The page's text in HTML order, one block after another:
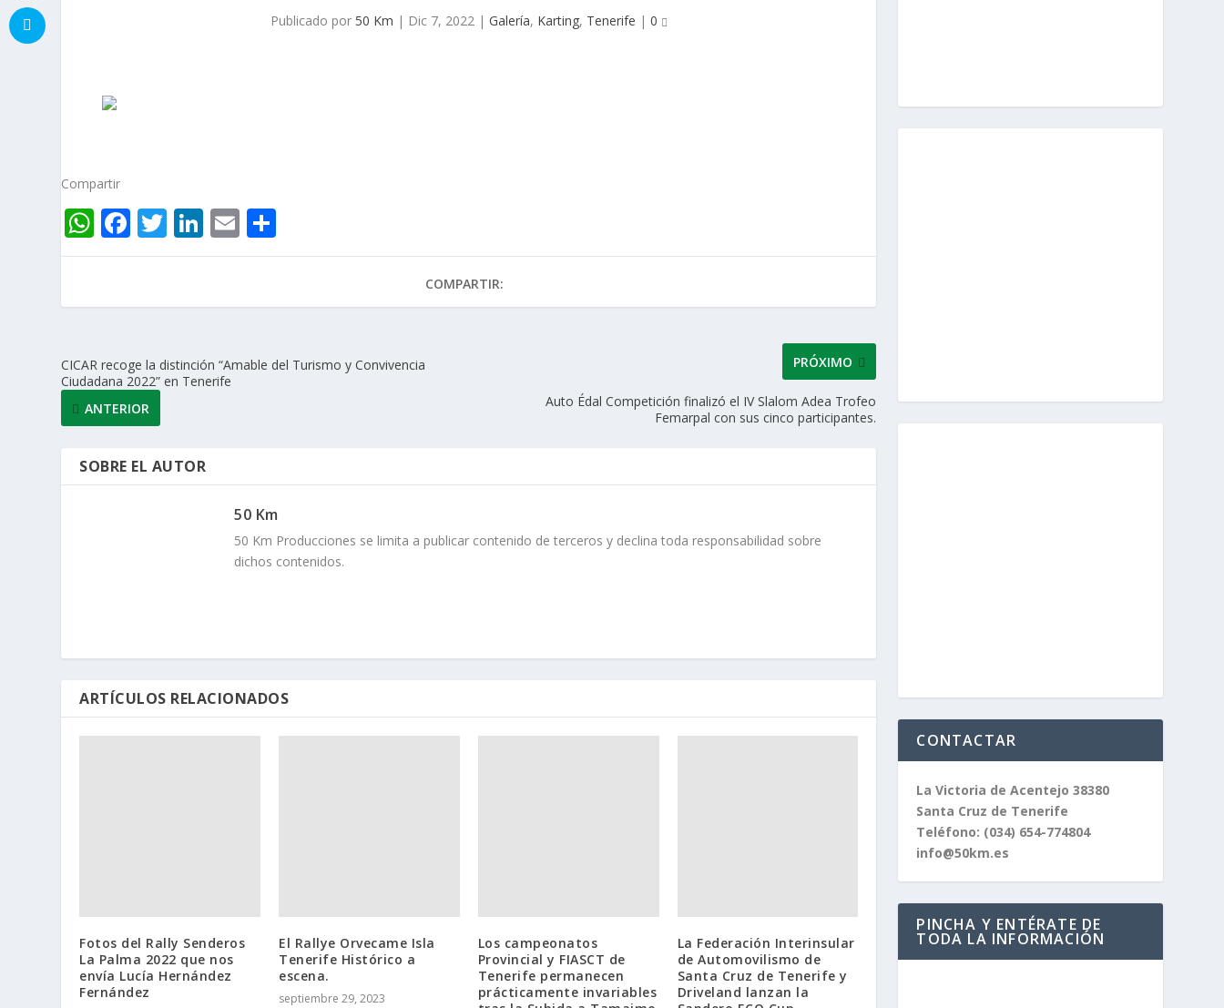
Publicado por 50 Km | Dic 7, 2022| Galería, Karting, Tenerife | 0
Compartir
W
h
s
p
p
F
ac
b
o
k
T
w
er
Li
n
e
n
E
m
l
o
p
ti
COMPARTIR:
CICAR recoge la distinción “Amable del Turismo y Convivencia
Ciudadana 2022” en Tenerife
ANTERIOR
PRÓXIMO
Auto Édal Competición finalizó el IV Slalom Adea Trofeo
Femarpal con sus cinco participantes.
SOBRE EL AUTOR
50 Km
50 Km Producciones se limita a publicar contenido de terceros y declina toda responsabilidad sobre
dichos contenidos.
ARTÍCULOS RELACIONADOS
Fotos del Rally Senderos
La Palma 2022 que nos
envía Lucía Hernández
Fernández
El Rallye Orvecame Isla
Tenerife Histórico a
escena.
septiembre 29, 2023
Los campeonatos
Provincial y FIASCT de
Tenerife permanecen
prácticamente invariables
La Federación Interinsular
de Automovilismo de
Santa Cruz de Tenerife y
Driveland lanzan la
CONTACTAR
La Victoria de Acentejo 38380
Santa Cruz de Tenerife
Teléfono: (034) 654-774804
info@50km.es
PINCHA Y ENTÉRATE DE
TODA LA INFORMACIÓN